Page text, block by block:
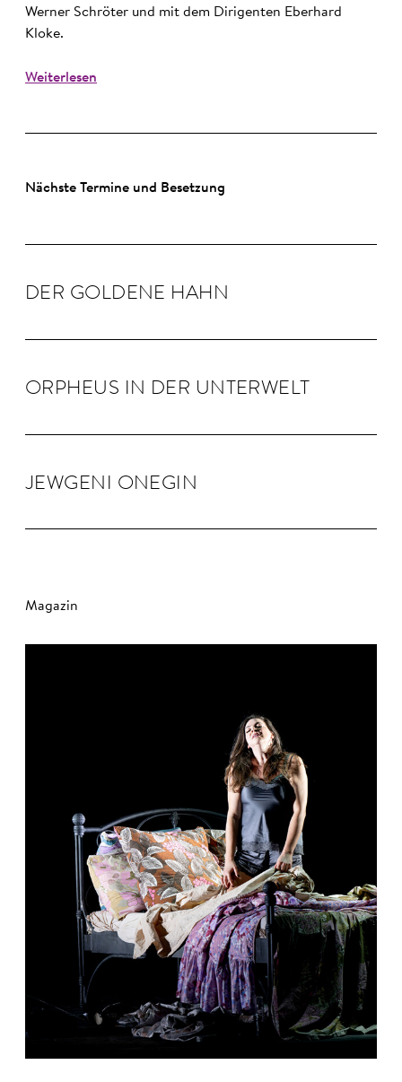
Werner Schröter und mit dem Dirigenten Eberhard
Kloke.
Weiterlesen
Nächste Termine und Besetzung
DER GOLDENE HAHN
OR­PHEUS IN DER UN­TER­WELT
JEW­GENI ONEGIN
Magazin